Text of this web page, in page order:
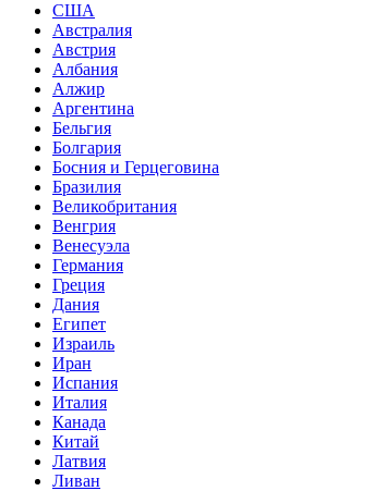
США
Австралия
Австрия
Албания
Алжир
Аргентина
Бельгия
Болгария
Босния и Герцеговина
Бразилия
Великобритания
Венгрия
Венесуэла
Германия
Греция
Дания
Египет
Израиль
Иран
Испания
Италия
Канада
Китай
Латвия
Ливан